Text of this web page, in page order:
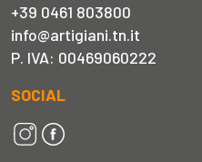
+39 0461 803800
info@artigiani.tn.it
P. IVA: 00469060222
SOCIAL